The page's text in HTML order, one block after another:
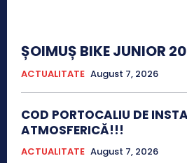
ȘOIMUȘ BIKE JUNIOR
ACTUALITATE August 7, 2026
COD PORTOCALIU DE
ATMOSFERICĂ!!!
ACTUALITATE August 7, 2026